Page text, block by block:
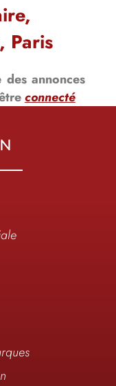
Paris
annonces
connecté